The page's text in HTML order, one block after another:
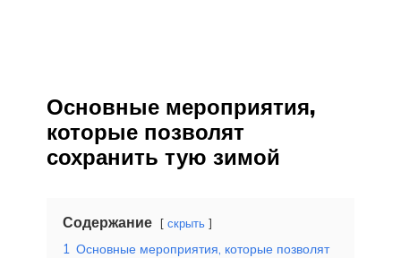
Основные мероприятия,
которые позволят
сохранить тую зимой
Содержание скрыть
1 Основные мероприятия, которые позволят